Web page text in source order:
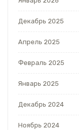
Декабрь 2025
Апрель 2025
Февраль 2025
Январь 2025
Декабрь 2024
Ноябрь 2024